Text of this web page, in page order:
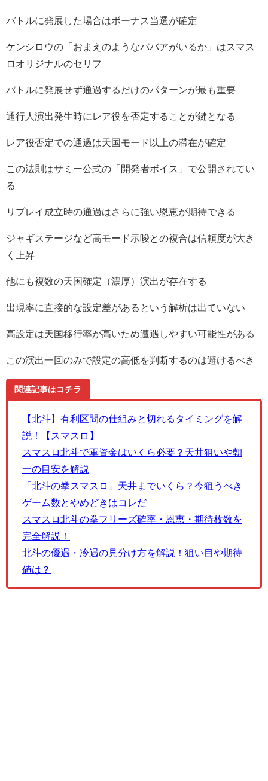
バトルに発展した場合はボーナス当選が確定
ケンシロウの「おまえのようなババアがいるか」はスマス
ロオリジナルのセリフ
バトルに発展せず通過するだけのパターンが最も重要
通行人演出発生時にレア役を否定することが鍵となる
レア役否定での通過は天国モード以上の滞在が確定
この法則はサミー公式の「開発者ボイス」で公開されてい
る
リプレイ成立時の通過はさらに強い恩恵が期待できる
ジャギステージなど高モード示唆との複合は信頼度が大き
く上昇
他にも複数の天国確定（濃厚）演出が存在する
出現率に直接的な設定差があるという解析は出ていない
高設定は天国移行率が高いため遭遇しやすい可能性がある
この演出一回のみで設定の高低を判断するのは避けるべき
関連記事はコチラ
【北斗】有利区間の仕組みと切れるタイミングを解
説！【スマスロ】
スマスロ北斗で軍資金はいくら必要？天井狙いや朝
一の目安を解説
「北斗の拳スマスロ」天井までいくら？今狙うべき
ゲーム数とやめどきはコレだ
スマスロ北斗の拳フリーズ確率・恩恵・期待枚数を
完全解説！
北斗の優遇・冷遇の見分け方を解説！狙い目や期待
値は？